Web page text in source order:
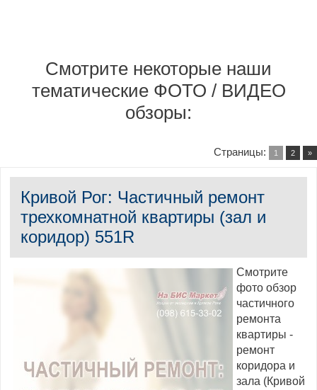
Смотрите некоторые наши
тематические ФОТО / ВИДЕО
обзоры:
Страницы: 1 2 »
Кривой Рог: Частичный ремонт
трехкомнатной квартиры (зал и
коридор) 551R
Смотрите
фото обзор
частичного
ремонта
квартиры -
ремонт
коридора и
зала (Кривой